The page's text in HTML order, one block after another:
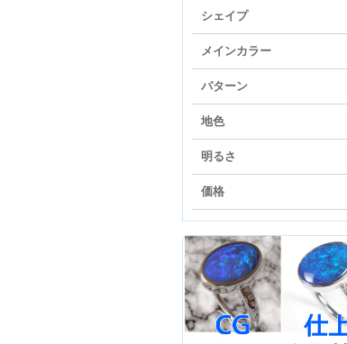
シェイプ
メインカラー
パターン
地色
明るさ
価格